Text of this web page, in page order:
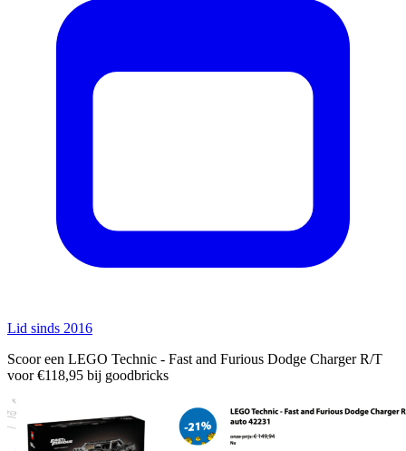
Lid sinds 2016
Scoor een LEGO Technic - Fast and Furious Dodge Charger R/T
voor €118,95 bij goodbricks